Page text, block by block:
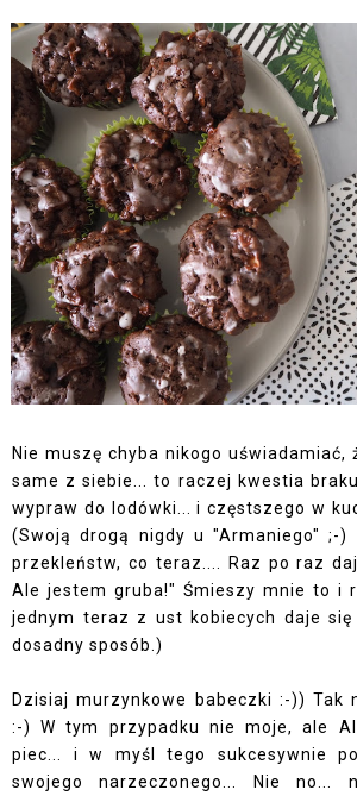
Nie muszę chyba nikogo uświadamiać,
same z siebie... to raczej kwestia
wypraw do lodówki... i częstszego w
(Swoją drogą nigdy u "Armaniego" ;-)
przekleństw, co teraz.... Raz po raz
Ale jestem gruba!" Śmieszy mnie to i
jednym teraz z ust kobiecych daje
dosadny sposób.)
Dzisiaj murzynkowe babeczki :-)) Tak
:-) W tym przypadku nie moje, ale
piec... i w myśl tego sukcesywnie
swojego narzeczonego... Nie no...